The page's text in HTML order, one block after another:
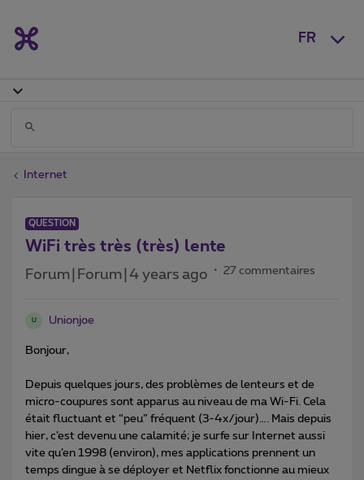
FR
Internet
QUESTION
WiFi très très (très) lente
Forum|Forum|4 years ago 27 commentaires
U Unionjoe
Bonjour,
Depuis quelques jours, des problèmes de lenteurs et de
micro-coupures sont apparus au niveau de ma Wi-Fi. Cela
était fluctuant et “peu” fréquent (3-4x/jour)…. Mais depuis
hier, c’est devenu une calamité; je surfe sur Internet aussi
vite qu’en 1998 (environ), mes applications prennent un
temps dingue à se déployer et Netflix fonctionne au mieux